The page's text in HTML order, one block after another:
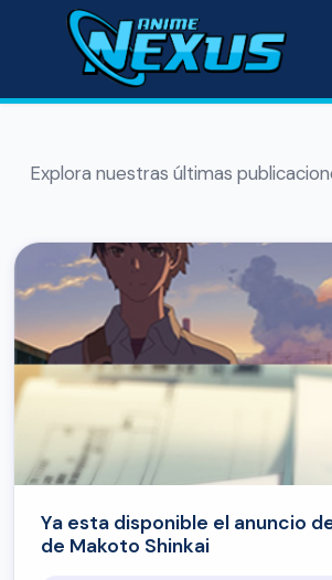
Explora nuestras últimas
Ya esta disponible el anuncio
de Makoto Shinkai